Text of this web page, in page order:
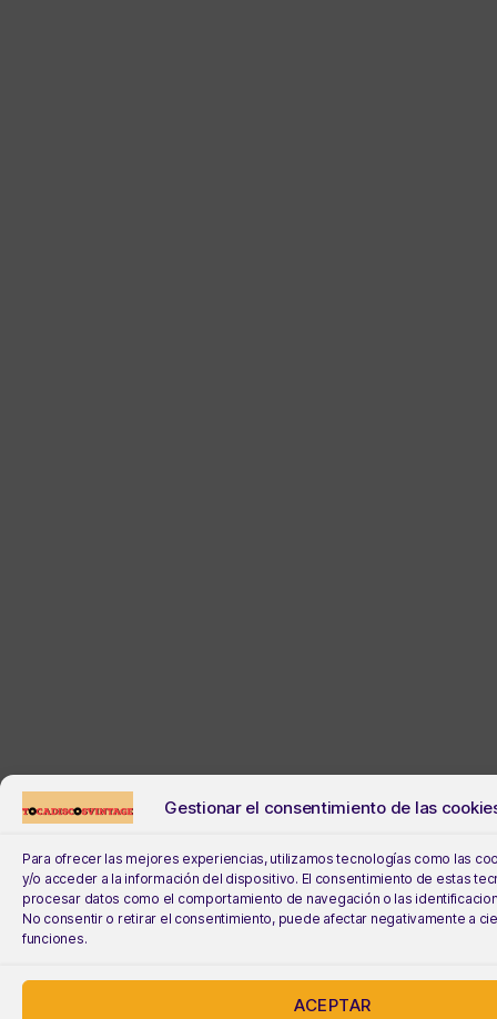
Gestionar el consentimiento de las
Para ofrecer las mejores experiencias, utilizamos tecnologías como las
y/o acceder a la información del dispositivo. El consentimiento de estas
procesar datos como el comportamiento de navegación o las
No consentir o retirar el consentimiento, puede afectar negativamente a
funciones.
ACEPTAR